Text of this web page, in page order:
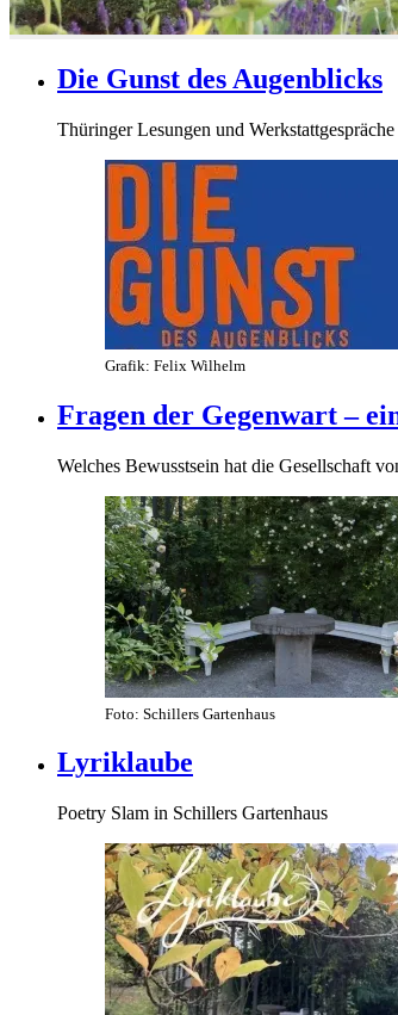
Die Gunst des Augenblicks
Thüringer Lesungen und Werkstattgespräche
Grafik: Felix Wilhelm
Fragen der Gegenwart –​
Welches Bewusstsein hat die Gesellschaft
Foto: Schillers Gartenhaus
Lyriklaube
Poetry Slam in Schillers Gartenhaus